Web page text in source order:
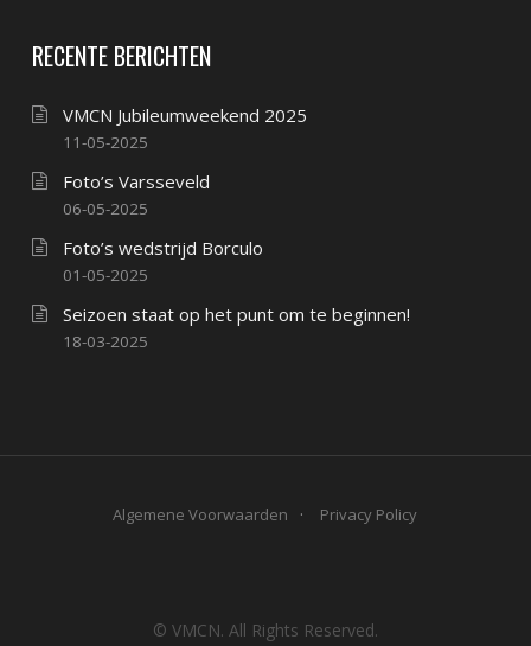
RECENTE BERICHTEN
VMCN Jubileumweekend 2025
11-05-2025
Foto’s Varsseveld
06-05-2025
Foto’s wedstrijd Borculo
01-05-2025
Seizoen staat op het punt om te beginnen!
18-03-2025
Algemene Voorwaarden Privacy Policy
© VMCN. All Rights Reserved.